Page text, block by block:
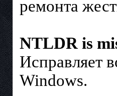
ремонта
NTLDR is
Исправляет
Windows.